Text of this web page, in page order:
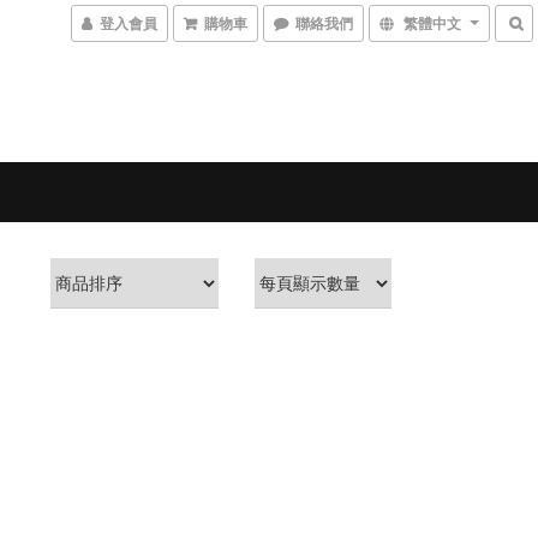
登入會員 購物車 聯絡我們 繁體中文